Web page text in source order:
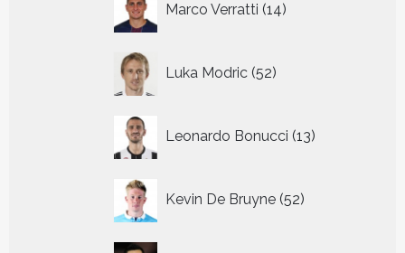
Marco Verratti 14
producten
Luka Modric 52
producten
Leonardo Bonucci 13
producten
Kevin De Bruyne 52
producten